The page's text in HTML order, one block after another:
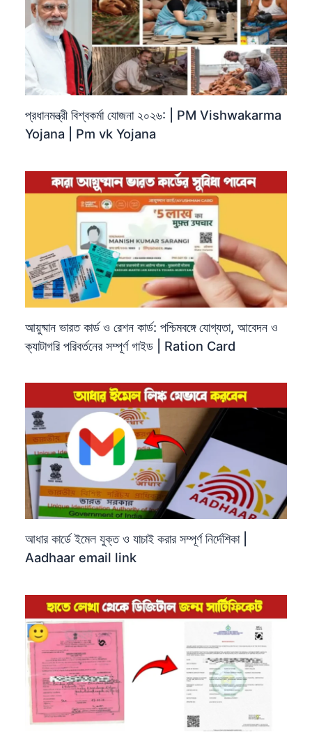
প্রধানমন্ত্রী বিশ্বকর্মা যোজনা ২০২৬: | PM Vishwakarma
Yojana | Pm vk Yojana
আয়ুষ্মান ভারত কার্ড ও রেশন কার্ড: পশ্চিমবঙ্গে যোগ্যতা, আবেদন ও
ক্যাটাগরি পরিবর্তনের সম্পূর্ণ গাইড | Ration Card
আধার কার্ডে ইমেল যুক্ত ও যাচাই করার সম্পূর্ণ নির্দেশিকা |
Aadhaar email link